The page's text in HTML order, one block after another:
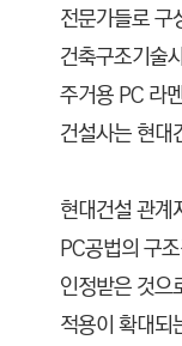
전문가들로
건축구조기술
주거용 PC 라
건설사는 현대
현대건설 관계
PC공법의 구
인정받은 것으
적용이 확대되